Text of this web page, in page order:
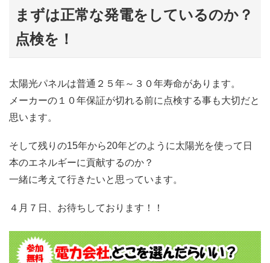
まずは正常な発電をしているのか？
点検を！
太陽光パネルは普通２５年～３０年寿命があります。
メーカーの１０年保証が切れる前に点検する事も大切だと
思います。
そして残りの15年から20年どのように太陽光を使って日
本のエネルギーに貢献するのか？
一緒に考えて行きたいと思っています。
４月７日、お待ちしております！！